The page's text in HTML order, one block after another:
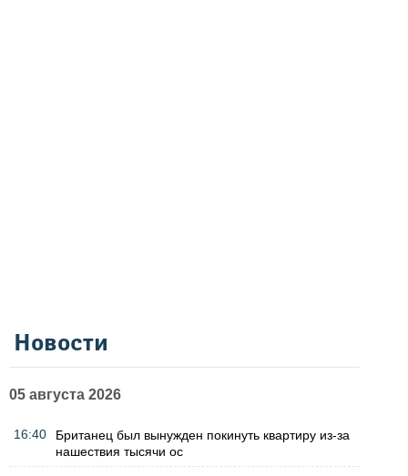
Новости
05 августа 2026
16:40
Британец был вынужден покинуть квартиру из-за
нашествия тысячи ос